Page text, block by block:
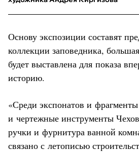
Основу экспозиции составят
коллекции заповедника,
будет выставлена для показа
историю.
«Среди экспонатов и
и чертежные инструменты
ручки и фурнитура ванной
связано с летописью